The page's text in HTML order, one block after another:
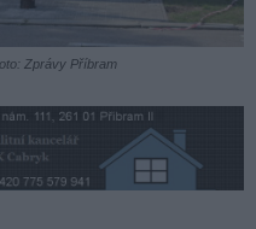
Zprávy Příbram